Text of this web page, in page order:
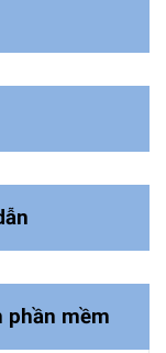
phần mềm